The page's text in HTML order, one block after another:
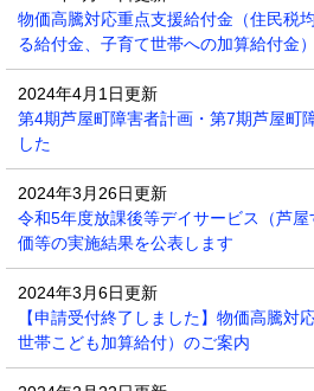
物価高騰対応重点支援給付金（住民税
る給付金、子育て世帯への加算給付金
2024年4月1日更新
第4期芦屋町障害者計画・第7期芦屋町
した
2024年3月26日更新
令和5年度放課後等デイサービス（芦
価等の実施結果を公表します
2024年3月6日更新
【申請受付終了しました】物価高騰対
世帯こども加算給付）のご案内